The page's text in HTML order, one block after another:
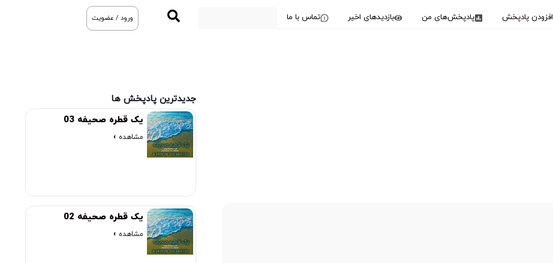
افزودن پادپخش پادپخش‌های من بازدیدهای اخیر تماس با ما ورود / عضویت
جدیدترین پادپخش ها
یک قطره صحیفه 03
مشاهده »
یک قطره صحیفه 02
مشاهده »